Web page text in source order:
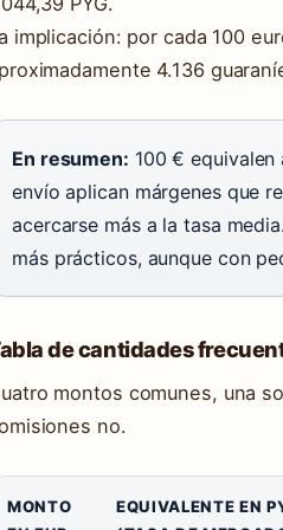
implicación: por cada 100
4.136
En resumen: 100 €
envío aplican márgenes que
acercarse más a la tasa
más prácticos, aunque con
de cantidades
montos comunes, una
no.
MONTO
EQUIVALENTE EN